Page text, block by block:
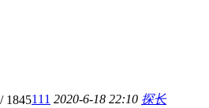
/ 1845111 2020-6-18 22:10 探长